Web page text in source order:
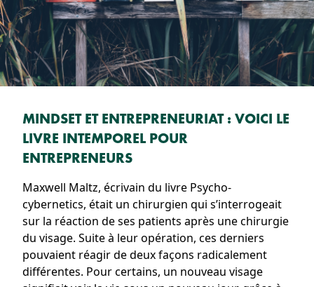
MINDSET ET ENTREPRENEURIAT : VOICI LE
LIVRE INTEMPOREL POUR
ENTREPRENEURS
Maxwell Maltz, écrivain du livre Psycho-
cybernetics, était un chirurgien qui s’interrogeait
sur la réaction de ses patients après une chirurgie
du visage. Suite à leur opération, ces derniers
pouvaient réagir de deux façons radicalement
différentes. Pour certains, un nouveau visage